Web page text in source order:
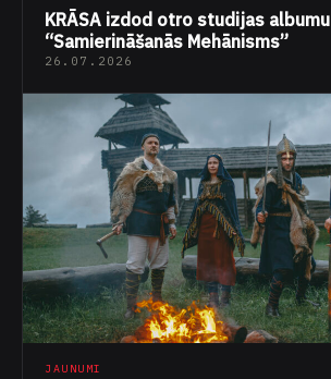
KRĀSA izdod otro studijas albumu
“Samierināšanās Mehānisms”
26.07.2026
JAUNUMI